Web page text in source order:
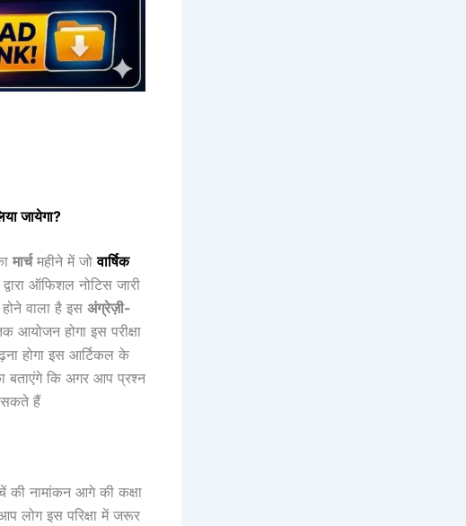
जायेगा?
मार्चमहीने में जोवार्षिक
ऑफिशल नोटिस जारी
वाला है इस अंग्रेज़ी-
आयोजन होगा इस परीक्षा
होगा इस आर्टिकल के
बताएंगे कि अगर आप प्रश्न
सकते हैं
की नामांकन आगे की कक्षा
लोग इस परिक्षा में जरूर